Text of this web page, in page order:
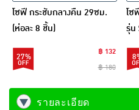
โซฟี กระชับกลางคืน 29ซม.
(ห่อละ 8 ชิ้น)
27%
฿ 132
฿ 180
โซ
รุ่น
รายละเอียด